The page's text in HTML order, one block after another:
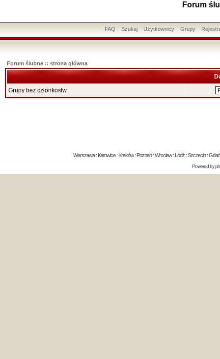
Forum
FAQ Szukaj Użytkownicy Grupy
Forum ślubne :: strona główna
Grupy bez członkostw
Warszawa : Katowice : Kraków : Poznań : Wrocław : Łódź : Szczecin :
Powered by